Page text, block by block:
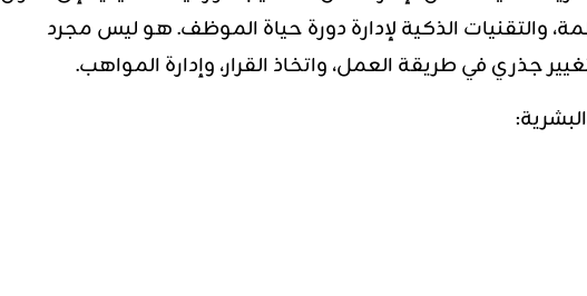
والتقنيات الذكية لإدارة دورة حياة الموظف. هو ليس مجرد
جذري في طريقة العمل، واتخاذ القرار، وإدارة المواهب.